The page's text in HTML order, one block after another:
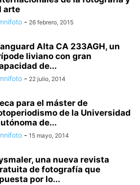
arte
- 26 febrero, 2015
Alta CA 233AGH, un
liviano con gran
de...
- 22 julio, 2014
para el máster de
de la Universidad
de...
- 15 mayo, 2014
una nueva revista
de fotografía que
por lo...